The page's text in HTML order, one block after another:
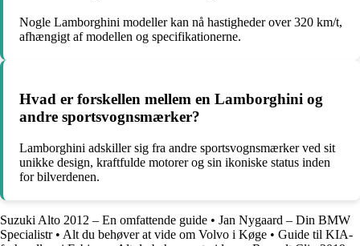
Nogle Lamborghini modeller kan nå hastigheder over 320 km/t,
afhængigt af modellen og specifikationerne.
Hvad er forskellen mellem en Lamborghini og
andre sportsvognsmærker?
Lamborghini adskiller sig fra andre sportsvognsmærker ved sit
unikke design, kraftfulde motorer og sin ikoniske status inden
for bilverdenen.
Suzuki Alto 2012 – En omfattende guide • Jan Nygaard – Din BMW
Specialistr• Alt du behøver at vide om Volvo i Køge • Guide til KIA-